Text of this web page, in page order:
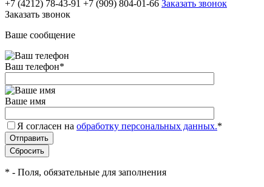
+7 (4212) 78-43-91 +7 (909) 804-01-66 Заказать звонок
Заказать звонок
Ваше сообщение
Ваш телефон*
Ваше имя
Я согласен на обработку персональных данных.*
* - Поля, обязательные для заполнения